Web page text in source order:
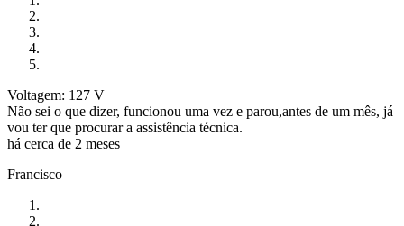
Voltagem: 127 V
Não sei o que dizer, funcionou uma vez e parou,antes de um mês, já
vou ter que procurar a assistência técnica.
há cerca de 2 meses
Francisco